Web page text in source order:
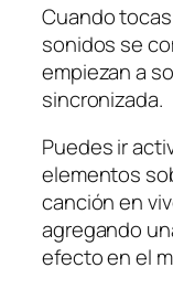
Cuando
sonidos se
empiezan a
sincronizada.
Puedes ir
elementos
canción en
agregando
efecto en el